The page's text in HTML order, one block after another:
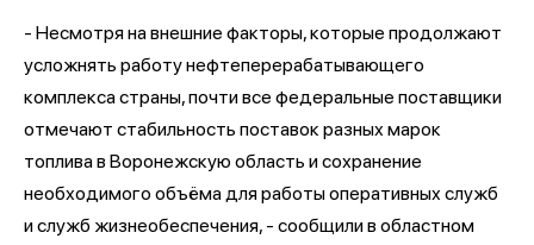
- Несмотря на внешние факторы, которые продолжают
усложнять работу нефтеперерабатывающего
комплекса страны, почти все федеральные поставщики
отмечают стабильность поставок разных марок
топлива в Воронежскую область и сохранение
необходимого объёма для работы оперативных служб
и служб жизнеобеспечения, - сообщили в областном